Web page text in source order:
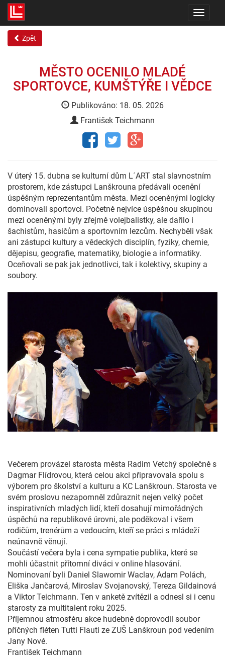
Toggle
Zpět
MĚSTO OCENILO MLADÉ
SPORTOVCE, KUMŠTÝŘE I VĚDCE
Publikováno: 18. 05. 2026
František Teichmann
V úterý 15. dubna se kulturní dům L´ART stal slavnostním
prostorem, kde zástupci Lanškrouna předávali ocenění
úspěšným reprezentantům města. Mezi oceněnými logicky
dominovali sportovci. Početně nejvíce úspěšnou skupinou
mezi oceněnými byly zřejmě volejbalistky, ale dařilo i
šachistům, hasičům a sportovním lezcům. Nechyběli však
ani zástupci kultury a vědeckých disciplín, fyziky, chemie,
dějepisu, geografie, matematiky, biologie a informatiky.
Oceňovali se pak jak jednotlivci, tak i kolektivy, skupiny a
soubory.
Večerem provázel starosta města Radim Vetchý společně s
Dagmar Flídrovou, která celou akci připravovala spolu s
výborem pro školství a kulturu a KC Lanškroun. Starosta ve
svém proslovu nezapomněl zdůraznit nejen velký počet
inspirativních mladých lidí, kteří dosahují mimořádných
úspěchů na republikové úrovni, ale poděkoval i všem
rodičům, trenérům a vedoucím, kteří se práci s mládeží
neúnavně věnují.
Součástí večera byla i cena sympatie publika, které se
mohli účastnit přítomní diváci v online hlasování.
Nominovaní byli Daniel Slawomir Waclav, Adam Polách,
Eliška Jančarová, Miroslav Svojanovský, Tereza Gildainová
a Viktor Teichmann. Ten v anketě zvítězil a odnesl si i cenu
starosty za multitalent roku 2025.
Příjemnou atmosféru akce hudebně doprovodil soubor
příčných fléten Tutti Flauti ze ZUŠ Lanškroun pod vedením
Jany Nové.
František Teichmann